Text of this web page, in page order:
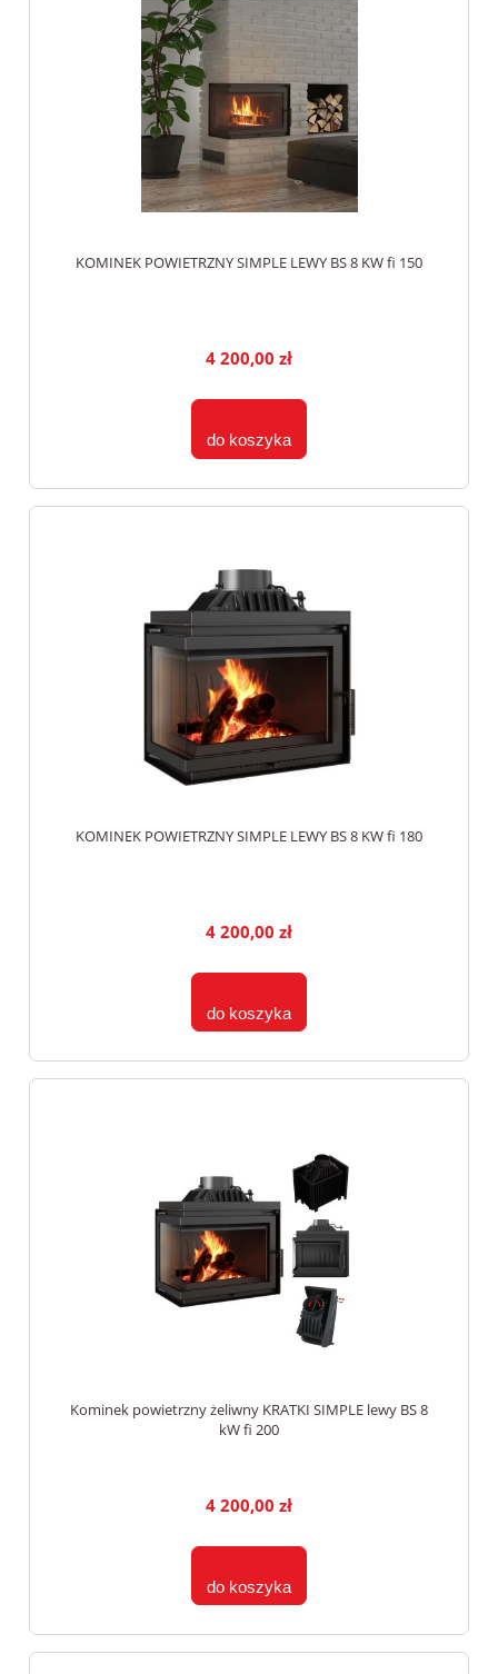
KOMINEK POWIETRZNY SIMPLE LEWY BS 8 KW fi 150
4 200,00 zł
do koszyka
KOMINEK POWIETRZNY SIMPLE LEWY BS 8 KW fi 180
4 200,00 zł
do koszyka
Kominek powietrzny żeliwny KRATKI SIMPLE lewy BS 8
kW fi 200
4 200,00 zł
do koszyka